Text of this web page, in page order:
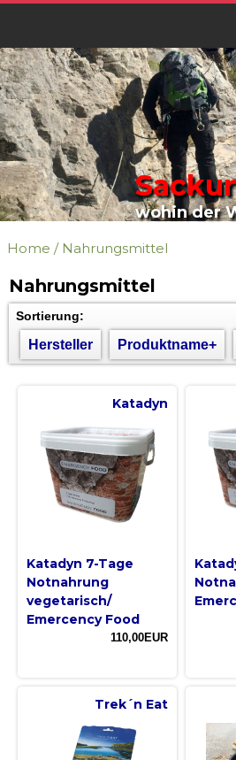
wohin der
Home / Nahrungsmittel
Nahrungsmittel
Sortierung:
Hersteller Produktname+
Katadyn
Katadyn 7-Tage
Notnahrung
vegetarisch/
Emercency Food
110,00EUR
Trek´n Eat